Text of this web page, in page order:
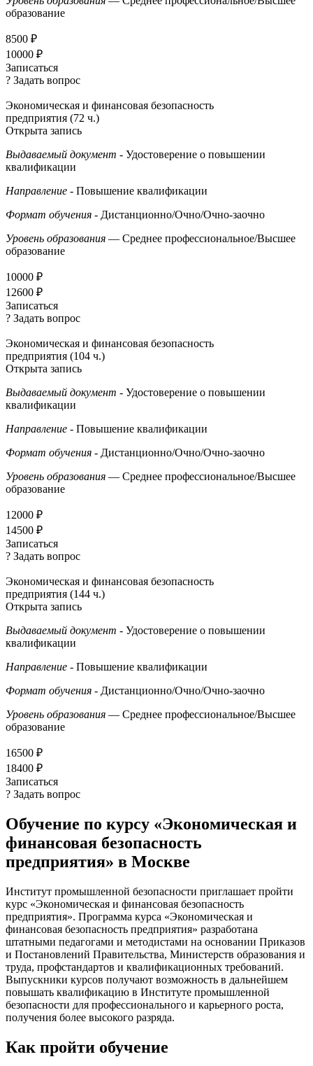
образование
8500 ₽
10000 ₽
Записаться
? Задать вопрос
Экономическая и финансовая безопасность
предприятия (72 ч.)
Открыта запись
Выдаваемый документ - Удостоверение о повышении
квалификации
Направление - Повышение квалификации
Формат обучения - Дистанционно/Очно/Очно-заочно
Уровень образования — Среднее профессиональное/Высшее
образование
10000 ₽
12600 ₽
Записаться
? Задать вопрос
Экономическая и финансовая безопасность
предприятия (104 ч.)
Открыта запись
Выдаваемый документ - Удостоверение о повышении
квалификации
Направление - Повышение квалификации
Формат обучения - Дистанционно/Очно/Очно-заочно
Уровень образования — Среднее профессиональное/Высшее
образование
12000 ₽
14500 ₽
Записаться
? Задать вопрос
Экономическая и финансовая безопасность
предприятия (144 ч.)
Открыта запись
Выдаваемый документ - Удостоверение о повышении
квалификации
Направление - Повышение квалификации
Формат обучения - Дистанционно/Очно/Очно-заочно
Уровень образования — Среднее профессиональное/Высшее
образование
16500 ₽
18400 ₽
Записаться
? Задать вопрос
Обучение по курсу «Экономическая и
финансовая безопасность
предприятия» в Москве
Институт промышленной безопасности приглашает пройти
курс «Экономическая и финансовая безопасность
предприятия». Программа курса «Экономическая и
финансовая безопасность предприятия» разработана
штатными педагогами и методистами на основании Приказов
и Постановлений Правительства, Министерств образования и
труда, профстандартов и квалификационных требований.
Выпускники курсов получают возможность в дальнейшем
повышать квалификацию в Институте промышленной
безопасности для профессионального и карьерного роста,
получения более высокого разряда.
Как пройти обучение